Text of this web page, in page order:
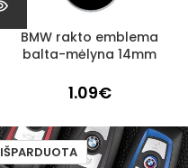
BMW rakto emblema
balta-mėlyna 14mm
1.09€
IŠPARDUOTA